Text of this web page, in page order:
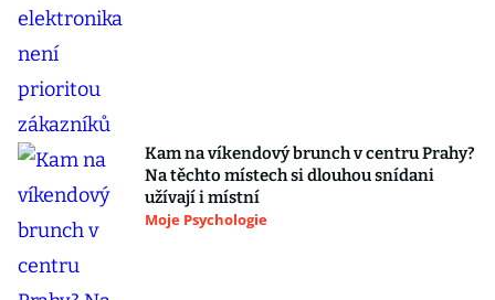
Kam na víkendový brunch v centru Prahy?
Na těchto místech si dlouhou snídani
užívají i místní
Moje Psychologie